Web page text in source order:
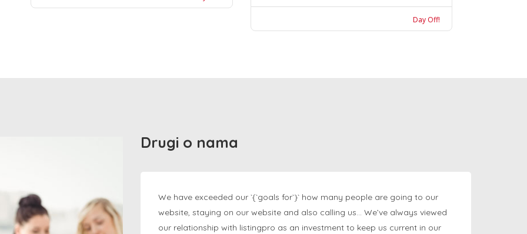
Day Off!
Drugi o nama
We have exceeded our `{`goals for`}` how many people are going to our
website, staying on our website and also calling us… We’ve always viewed
our relationship with listingpro as an investment to keep us current in our